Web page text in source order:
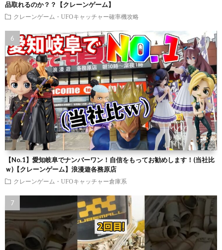
品取れるのか？？【クレーンゲーム】
クレーンゲーム・UFOキャッチャー確率機攻略
【No.1】愛知岐阜でナンバーワン！自信をもってお勧めします！(当社比
ｗ)【クレーンゲーム】浪漫遊各務原店
クレーンゲーム・UFOキャッチャー倉庫系